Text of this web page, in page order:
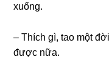
xuống.
– Thích ɡì, tao một
được nữa.